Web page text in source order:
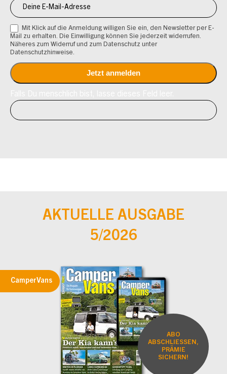
Mit Klick auf die Anmeldung willigen Sie ein, den Newsletter per E-
Mail zu erhalten. Die Einwilligung können Sie jederzeit widerrufen.
Näheres zum Widerruf und zum Datenschutz unter
Datenschutzhinweise.
AKTUELLE AUSGABE
5/2026
CamperVans
ABO
ABSCHLIESSEN,
PRÄMIE
SICHERN!